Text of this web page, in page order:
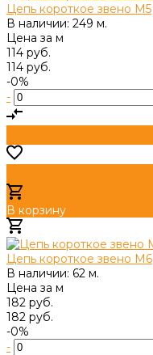
Цепь короткое звено М5
В наличии: 249 м.
Цена за м
114 руб.
114 руб.
-0%
-
В корзину
Цепь короткое звено М6
В наличии: 62 м.
Цена за м
182 руб.
182 руб.
-0%
-